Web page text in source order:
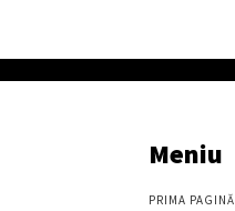
Meniu
PRIMA PAGINĂ